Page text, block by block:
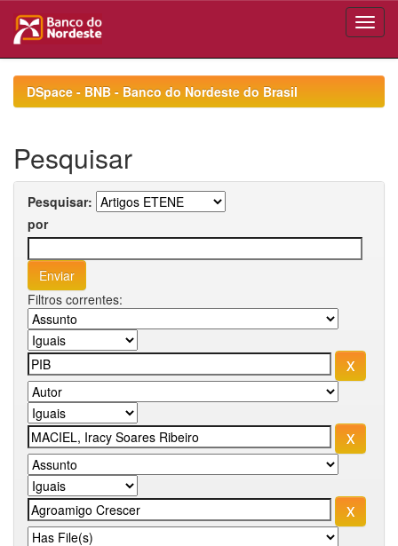
navigationDSpace - BNB - Banco do Nordeste do Brasil
Pesquisar
Pesquisar:
por
Filtros correntes: